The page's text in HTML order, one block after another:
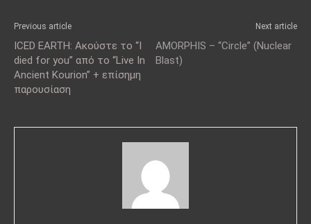
Previous article
ICED EARTH: Ακούστε το “I
died for you” από το “Live In
Ancient Kourion” + επίσημη
παρουσίαση
Next article
AMORPHIS – “Circle” (Nuclear
Blast)